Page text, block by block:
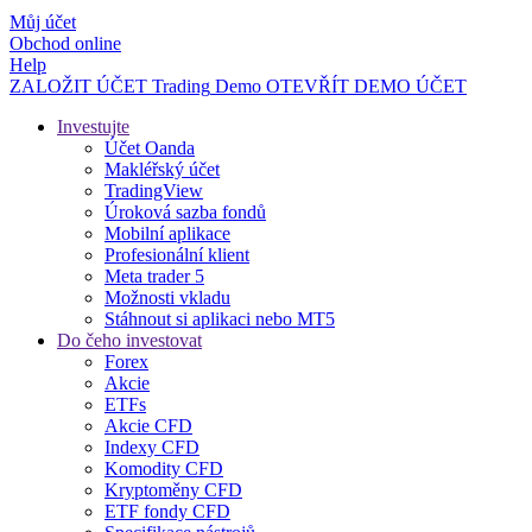
Můj účet
Obchod online
Help
ZALOŽIT ÚČET Trading Demo OTEVŘÍT DEMO ÚČET
Investujte
Účet Oanda
Makléřský účet
TradingView
Úroková sazba fondů
Mobilní aplikace
Profesionální klient
Meta trader 5
Možnosti vkladu
Stáhnout si aplikaci nebo MT5
Do čeho investovat
Forex
Akcie
ETFs
Akcie CFD
Indexy CFD
Komodity CFD
Kryptoměny CFD
ETF fondy CFD